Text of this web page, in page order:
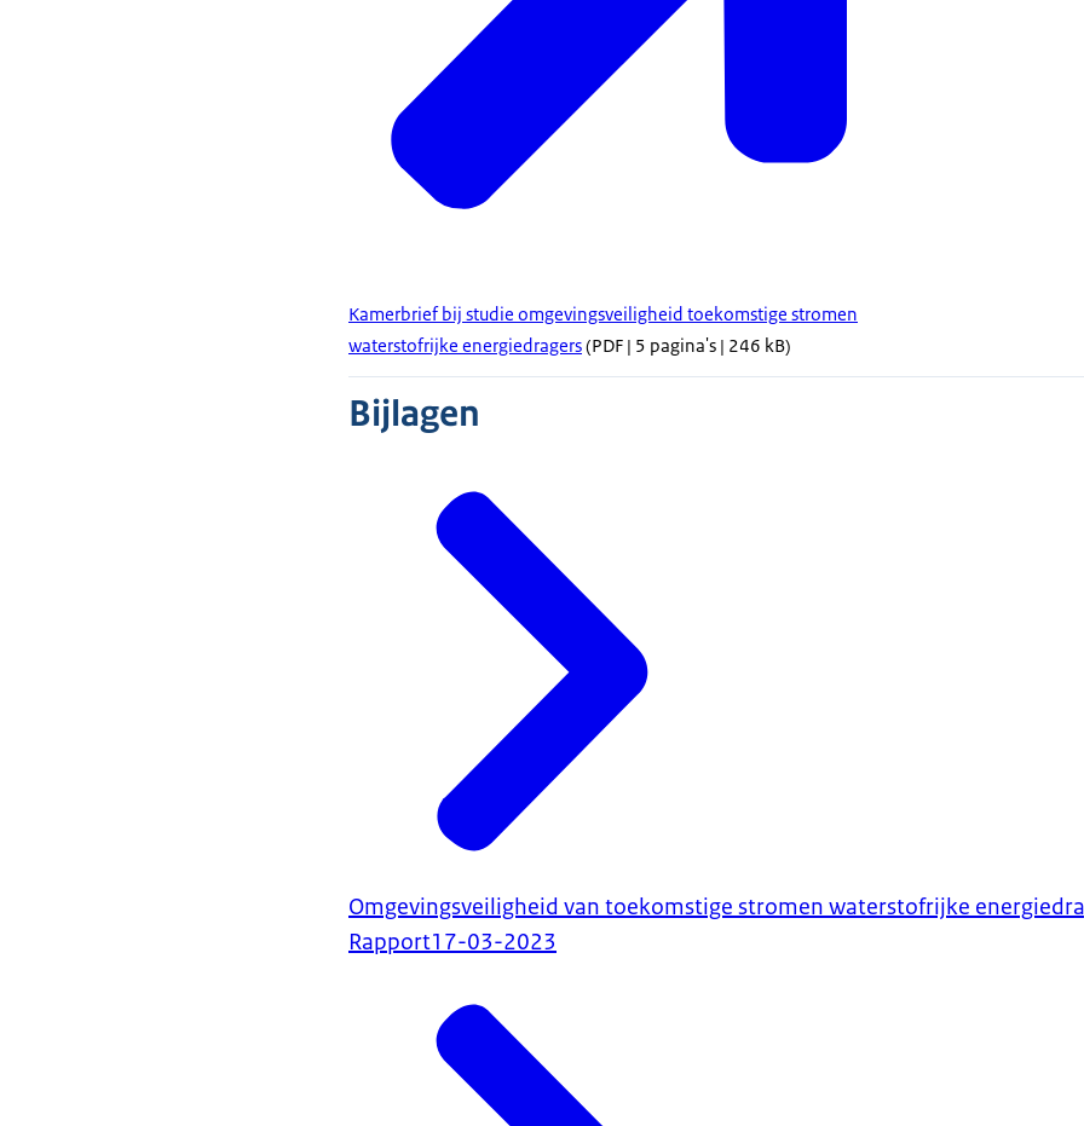
Kamerbrief bij studie omgevingsveiligheid toekomstige stromen
waterstofrijke energiedragers(PDF | 5 pagina's | 246 kB)
Bijlagen
Omgevingsveiligheid van toekomstige stromen waterstofrijke
Rapport17-03-2023